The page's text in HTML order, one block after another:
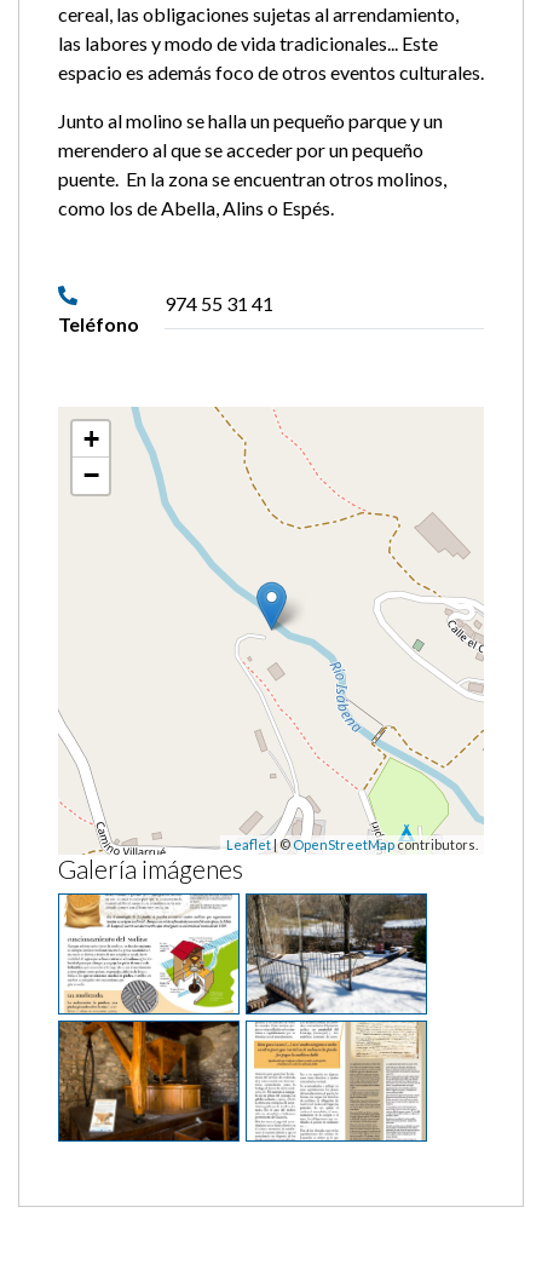
cereal, las obligaciones sujetas al arrendamiento,
las labores y modo de vida tradicionales... Este
espacio es además foco de otros eventos culturales.
Junto al molino se halla un pequeño parque y un
merendero al que se acceder por un pequeño
puente. En la zona se encuentran otros molinos,
como los de Abella, Alins o Espés.
Teléfono
974 55 31 41
+
−
Leaflet| © OpenStreetMapcontributors.
Galería imágenes